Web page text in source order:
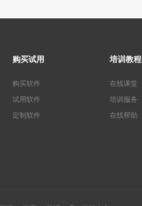
购买试用
购买软件
试用软件
定制软件
培训教程
在线课堂
培训服务
在线帮助